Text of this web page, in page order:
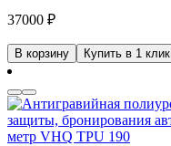
37000 ₽
В корзину Купить в 1 клик